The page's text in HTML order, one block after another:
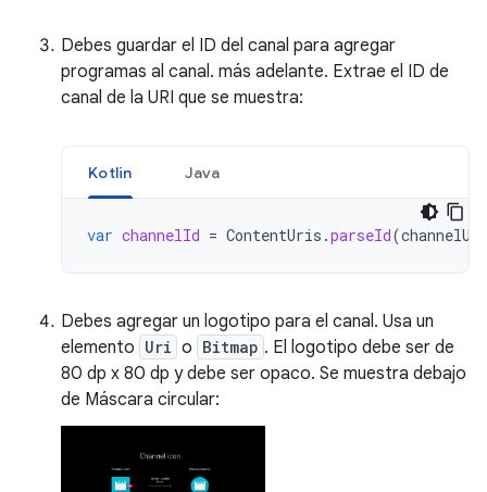
Debes guardar el ID del canal para agregar
programas al canal. más adelante. Extrae el ID de
canal de la URI que se muestra:
Kotlin Java
var channelId = ContentUris .parseId(channelUri
Debes agregar un logotipo para el canal. Usa un
elemento Uri o Bitmap . El logotipo debe ser de
80 dp x 80 dp y debe ser opaco. Se muestra debajo
de Máscara circular: